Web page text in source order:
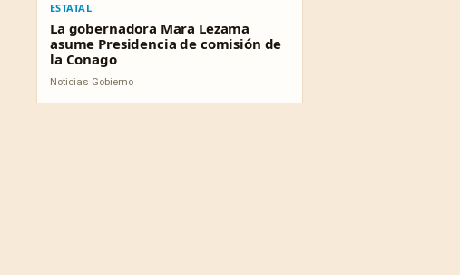
ESTATAL
La gobernadora Mara Lezama
asume Presidencia de comisión de
la Conago
Noticias Gobierno